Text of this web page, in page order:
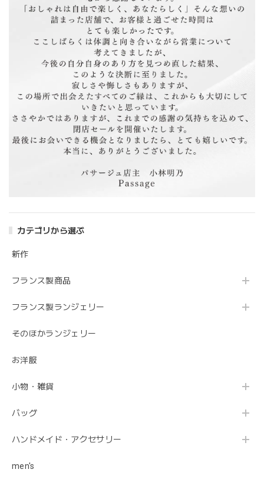
カテゴリから選ぶ
新作
フランス製商品
フランス製ランジェリー
そのほかランジェリー
お洋服
小物・雑貨
バッグ
ハンドメイド・アクセサリー
men's
写真で見たイメージより しっかりとした生地なので 秋冬
にショートブーツに合わせたい感じです。 ウエストも調節
可能なゴム仕様でシーンを選ばずに頻度高く使えるアイテム
です。
そうですね！しっかりした生地感ですよね。通
年通じてシーンを選ばすに活躍できるアイテム
だと思うので、お洒落に着こなして頂けるのを
楽しみにしております。 レビュー書いていただ
きありがとうございます！ また是非よろしくお
花モチーフ＆チェーンロングピアス
2020/05/07
バルーンスリーブゆるニット（薄いブルー）
ルーグレーが素敵。
す😊 キレイなブルーですよね。温かくて良かっ